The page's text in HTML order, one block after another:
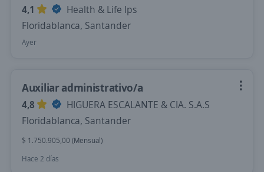
4,1
Health & Life Ips
Floridablanca, Santander
Ayer
Auxiliar administrativo/a
4,8
HIGUERA ESCALANTE & CIA. S.A.S
Floridablanca, Santander
$ 1.750.905,00 (Mensual)
Hace 2 días